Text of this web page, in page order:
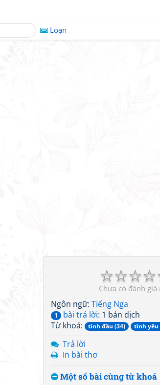
Loạn
☆
☆
☆
☆
Chưa có đánh giá
Ngôn ngữ: Tiếng Nga
1 bài trả lời: 1 bản dịch
Từ khoá:
tình đầu (34) tình yêu
Trả lời
In bài thơ
Một số bài cùng từ khoá